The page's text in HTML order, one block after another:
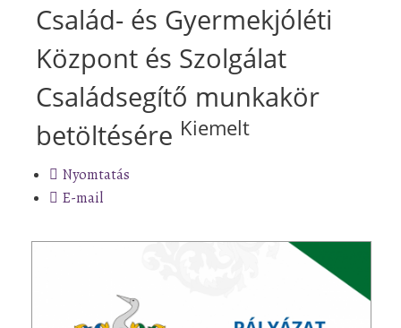
Család- és Gyermekjóléti
Központ és Szolgálat
Családsegítő munkakör
betöltésére Kiemelt
Nyomtatás
E-mail